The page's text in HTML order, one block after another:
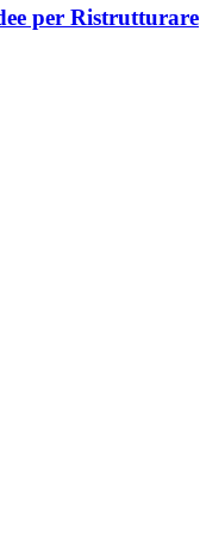
per Ristrutturare